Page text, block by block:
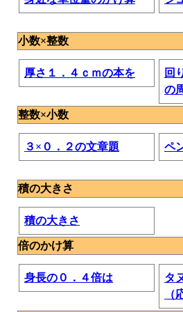
小数×整数
厚さ１．４ｃｍの本を
回
の
整数×小数
３×０．２の文章題 ペ
積の大きさ
積の大きさ
倍のかけ算
身長の０．４倍は
タ
（